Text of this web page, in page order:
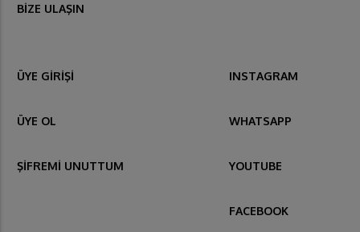
BİZE ULAŞIN
ÜYE GİRİŞİ
ÜYE OL
ŞİFREMİ UNUTTUM
INSTAGRAM
WHATSAPP
YOUTUBE
FACEBOOK